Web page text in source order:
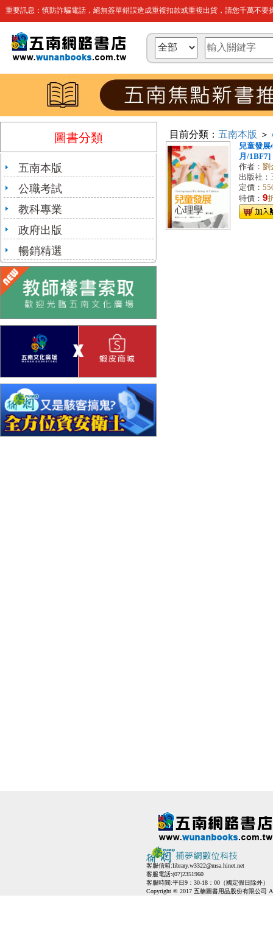
重要訊息：慎防詐騙電話，絕無簽單錯誤造成重複扣款或重複出貨，請您千萬不要
圖書分類
五南本版
公職考試
教科專業
政府出版
暢銷精選
目前分類： 五南本版 ＞
兒童發展
月/1BF7]
作者： 劉
出版社：
定價：
特價： 9
客服信箱:library.w3322@msa.hinet.net
客服電話:(07)2351960
客服時間:平日9：30-18：00（國定假日除外）
Copyright © 2017 五楠圖書用品股份有限公司